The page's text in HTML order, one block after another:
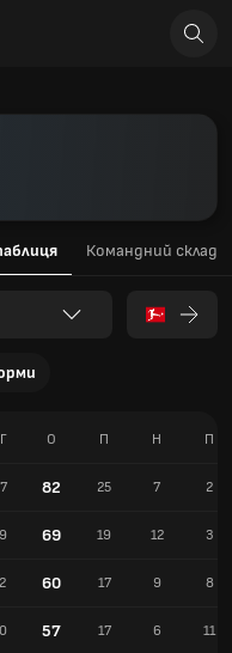
Командний склад
О П Н П
82 25 7 2
69 19 12 3
60 17 9 8
57 17 6 11